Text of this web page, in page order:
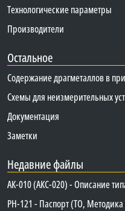
Технологические параметры
Производители
Остальное
Содержание драгметаллов в
Схемы для неизмерительных
Документация
Заметки
Недавние файлы
АК-010 (АКС-020) - Описание
PH-121 - Паспорт (ТО,